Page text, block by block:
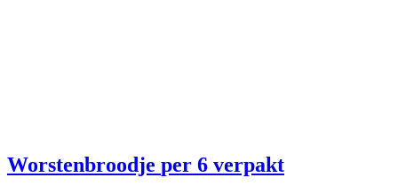
Worstenbroodje per 6 verpakt